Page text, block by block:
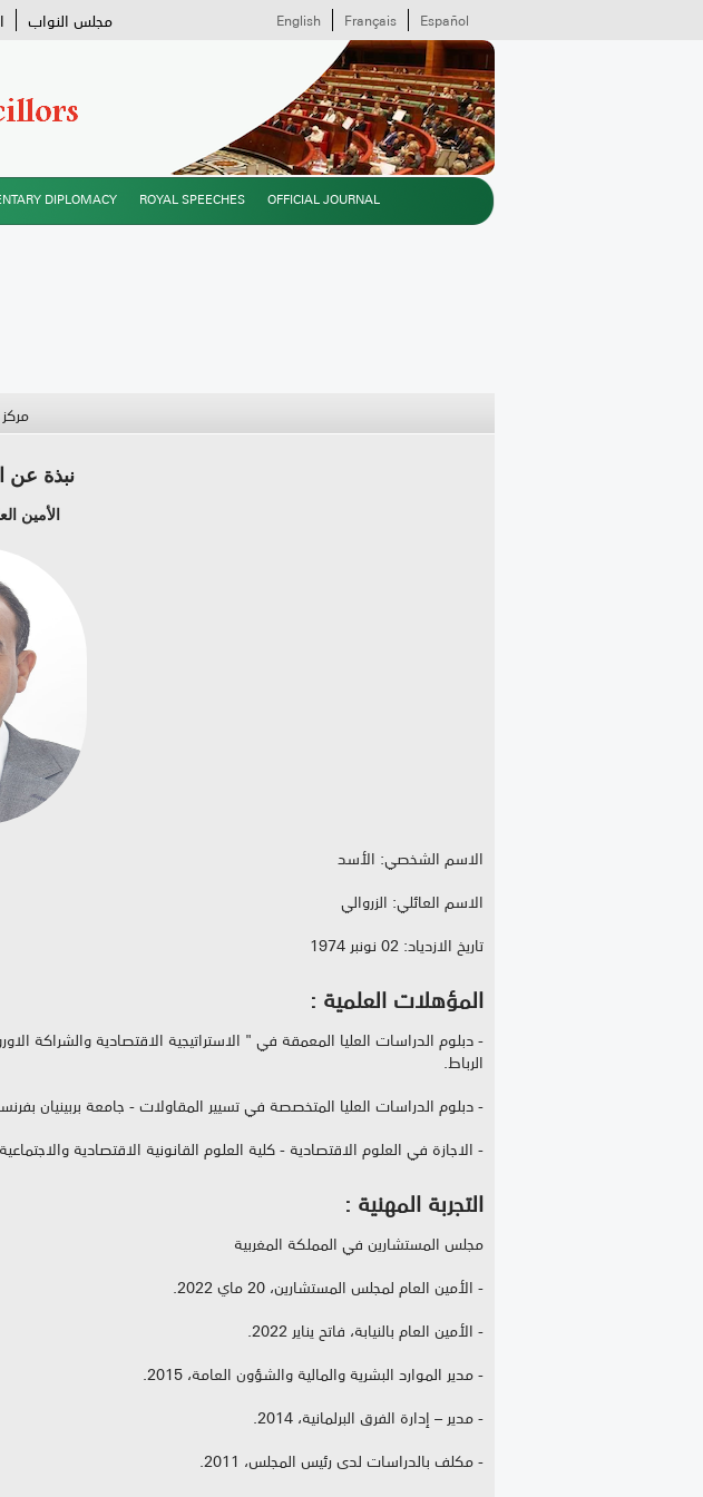
مجلس النواب Español
Français
English
DIPLOMACY ROYAL SPEECHES OFFICIAL JOURNAL
نبذة عن
الأمين
الاسم الشخصي: الأسد
الاسم العائلي: الزروالي
تاريخ الازدياد: 02 نونبر 1974
المؤهلات العلمية :
- دبلوم الدراسات العليا المعمقة في " الاستراتيجية الاقتصادية والشراكة
الرباط.
- دبلوم الدراسات العليا المتخصصة في تسيير المقاولات - جامعة بربينيان
- الاجازة في العلوم الاقتصادية - كلية العلوم القانونية الاقتصادية
التجربة المهنية :
مجلس المستشارين في المملكة المغربية
- الأمين العام لمجلس المستشارين، 20 ماي 2022.
- الأمين العام بالنيابة، فاتح يناير 2022.
- مدير الموارد البشرية والمالية والشؤون العامة، 2015.
- مدير – إدارة الفرق البرلمانية، 2014.
- مكلف بالدراسات لدى رئيس المجلس، 2011.